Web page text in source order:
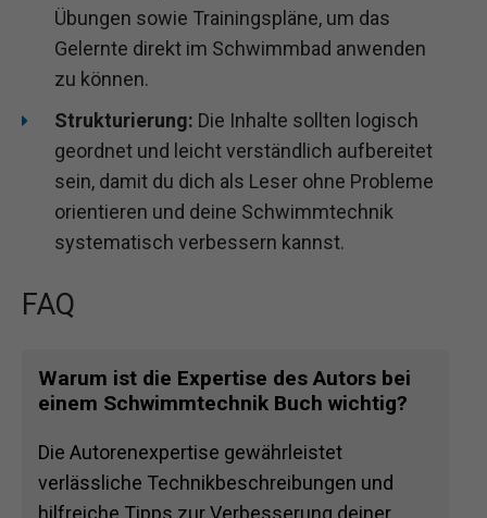
Übungen sowie Trainingspläne, um das
Gelernte direkt im Schwimmbad anwenden
zu können.
Strukturierung: Die Inhalte sollten logisch
geordnet und leicht verständlich aufbereitet
sein, damit du dich als Leser ohne Probleme
orientieren und deine Schwimmtechnik
systematisch verbessern kannst.
FAQ
Warum ist die Expertise des Autors bei
einem Schwimmtechnik Buch wichtig?
Die Autorenexpertise gewährleistet
verlässliche Technikbeschreibungen und
hilfreiche Tipps zur Verbesserung deiner